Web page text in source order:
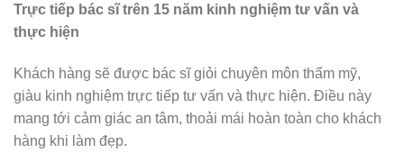
Trực tiếp bác sĩ trên 15 năm kinh nghiệm tư vấn và
thực hiện
Khách hàng sẽ được bác sĩ giỏi chuyên môn thẩm mỹ,
giàu kinh nghiệm trực tiếp tư vấn và thực hiện. Điều này
mang tới cảm giác an tâm, thoải mái hoàn toàn cho khách
hàng khi làm đẹp.